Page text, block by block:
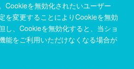
Cookieを無効化されたいユーザー
を変更することによりCookieを無効
し、Cookieを無効化すると、当ショ
能をご利用いただけなくなる場合が